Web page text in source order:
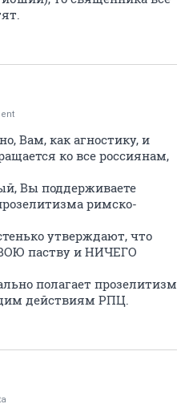
Вам, как агностику, и
ко все россиянам,
Вы поддерживаете
римско-
утверждают, что
паству и НИЧЕГО
полагает прозелитизм
действиям РПЦ.